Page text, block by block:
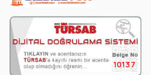
10137